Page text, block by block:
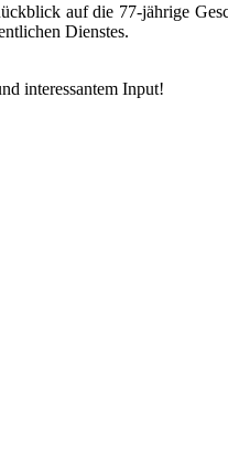
auf die 77-jährige
Dienstes.
interessantem Input!